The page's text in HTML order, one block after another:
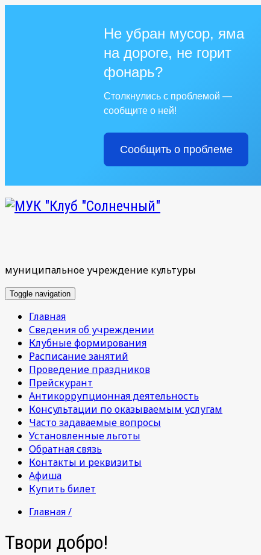
Не убран мусор, яма
на дороге, не горит
фонарь?
Столкнулись с проблемой —
сообщите о ней!
Сообщить о проблеме
муниципальное учреждение культуры
Toggle navigation
Главная
Сведения об учреждении
Клубные формирования
Расписание занятий
Проведение праздников
Прейскурант
Антикоррупционная деятельность
Консультации по оказываемым услугам
Часто задаваемые вопросы
Установленные льготы
Обратная связь
Контакты и реквизиты
Афиша
Купить билет
Главная /
Твори добро!